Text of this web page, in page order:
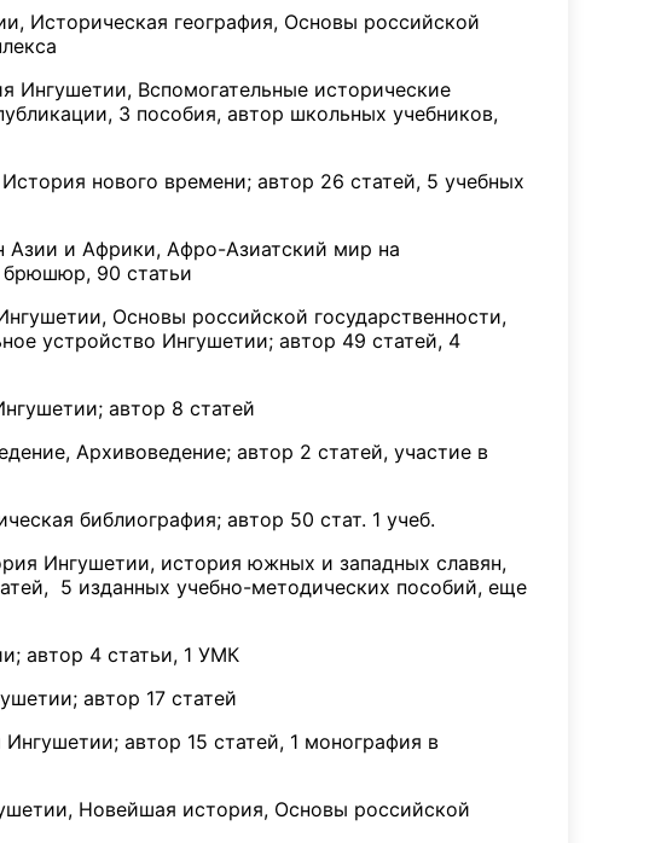
Историческая география, Основы российской
Ингушетии, Вспомогательные исторические
3 пособия, автор школьных учебников,
нового времени; автор 26 статей, 5 учебных
Азии и Африки, Афро-Азиатский мир на
брюшюр, 90 статьи
Основы российской государственности,
устройство Ингушетии; автор 49 статей, 4
автор 8 статей
Архивоведение; автор 2 статей, участие в
библиография; автор 50 стат. 1 учеб.
Ингушетии, история южных и западных славян,
5 изданных учебно-методических пособий, еще
автор 4 статьи, 1 УМК
автор 17 статей
автор 15 статей, 1 монография в
Новейшая история, Основы российской